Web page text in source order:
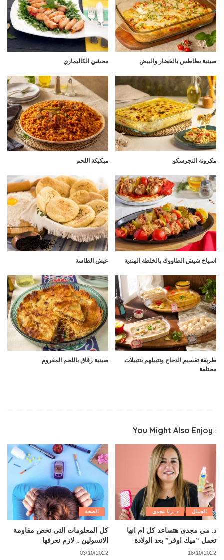
صينية بطاطس بالخضار والبيض محشي الكاليماري
مكرونة النجرسكو مبكبكة اللحم
اسياخ شيش الطاووك بالخلطة الهندية عيش الطاسة
طريقة تقسيم الدجاج وتتبيلهم بتتبيلات
مختلفة
صينية رقاق باللحم المفروم
You Might Also Enjoy
الجمال د. رنا مجدي
د. مي مجدى هتساعد كل ام انها
تعمل “ميك اوفر” بعد الولادة
18/10/2022
الصحة
كل المعلومات التى تخص مقاومة
الانسولين .. لازم نعرفها
03/10/2022